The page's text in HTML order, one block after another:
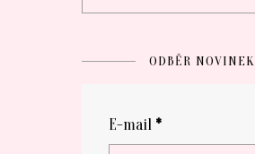
ODBĚR NOVINEK
E-mail *